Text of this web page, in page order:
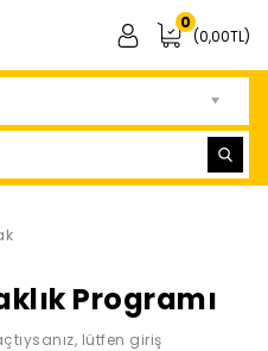
0
(0,00TL)
Programı
lütfen giriş